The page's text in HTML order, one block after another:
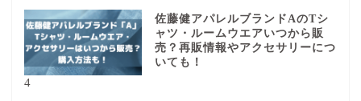
4
佐藤健アパレルブランドAのTシ
ャツ・ルームウエアいつから販
売？再販情報やアクセサリーにつ
いても！